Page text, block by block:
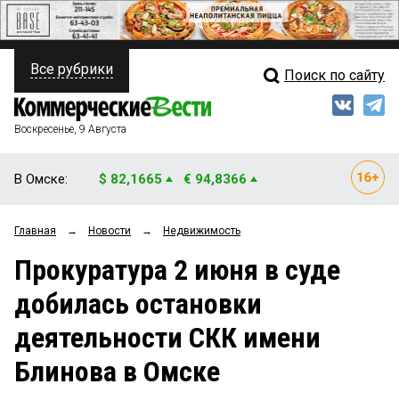
ПОЛИТИКА
ФИНАНСЫ
ОБЩЕСТВО
ЗАКОН
Свежий выпуск
Мнения
Рейтинги
Блоги
Архив
Все рубрики Поиск по сайту
Воскресенье, 9 Августа
В Омске: $ 82,1665 € 94,8366
Главная → Новости → Недвижимость
Прокуратура 2 июня в суде
добилась остановки
деятельности СКК имени
Блинова в Омске